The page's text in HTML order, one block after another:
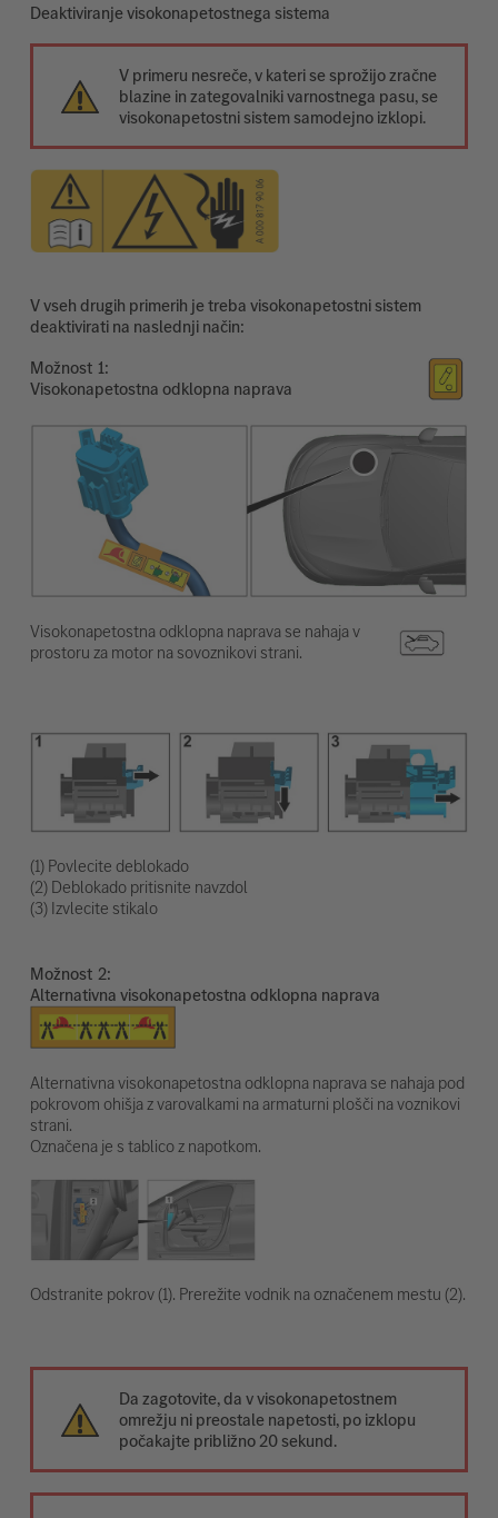
Deaktiviranje visokonapetostnega sistema
V primeru nesreče, v kateri se sprožijo zračne
blazine in zategovalniki varnostnega pasu, se
visokonapetostni sistem samodejno izklopi.
V vseh drugih primerih je treba visokonapetostni sistem
deaktivirati na naslednji način:
Možnost
Visokonapetostna odklopna naprava
Visokonapetostna odklopna naprava se nahaja v
prostoru za motor na sovoznikovi strani.
(1) Povlecite deblokado
(2) Deblokado pritisnite navzdol
(3) Izvlecite stikalo
Možnost
Alternativna visokonapetostna odklopna naprava
Alternativna visokonapetostna odklopna naprava se nahaja pod
pokrovom ohišja z varovalkami na armaturni plošči na voznikovi
strani.
Označena je s tablico z napotkom.
Odstranite pokrov (1). Prerežite vodnik na označenem mestu (2).
Da zagotovite, da v visokonapetostnem
omrežju ni preostale napetosti, po izklopu
počakajte približno 20 sekund.